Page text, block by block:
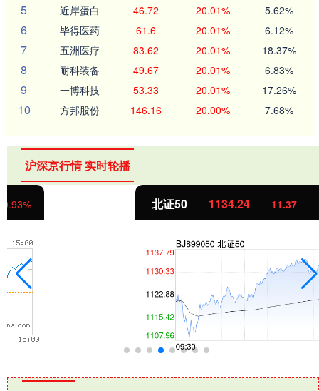
5 近岸蛋白 46.72 20.01% 5.62%
6 毕得医药 61.6 20.01% 6.12%
7 五洲医疗 83.62 20.01% 18.37%
8 耐科装备 49.67 20.01% 6.83%
9 一博科技 53.33 20.01% 17.26%
10 方邦股份 146.16 20.00% 7.68%
沪深京行情 实时轮播
1134.24 11.37 1.01%